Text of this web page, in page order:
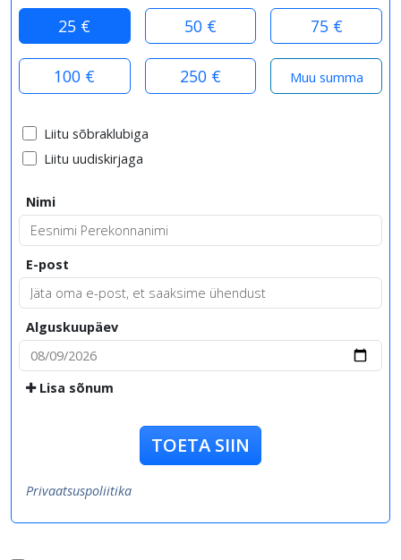
25 € 50 € 75 €
100 € 250 €
Liitu sõbraklubiga
Liitu uudiskirjaga
Nimi
E-post
Alguskuupäev
Lisa sõnum
TOETA SIIN
Privaatsuspoliitika